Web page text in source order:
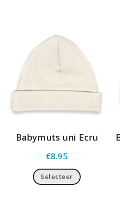
Babymuts uni Ecru
€8.95
Selecteer